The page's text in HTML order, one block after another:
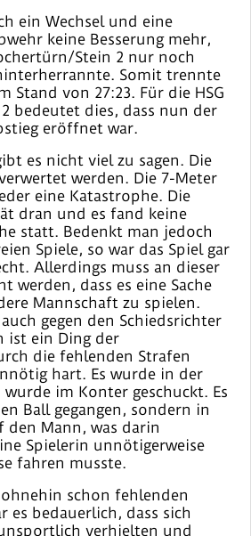
ein Wechsel und eine
keine Besserung mehr,
Stein 2 nur noch
Somit trennte
Stand von 27:23. Für die HSG
bedeutet dies, dass nun der
eröffnet war.
es nicht viel zu sagen. Die
werden. Die 7-Meter
eine Katastrophe. Die
dran und es fand keine
statt. Bedenkt man jedoch
Spiele, so war das Spiel gar
Allerdings muss an dieser
werden, dass es eine Sache
Mannschaft zu spielen.
gegen den Schiedsrichter
ist ein Ding der
die fehlenden Strafen
hart. Es wurde in der
wurde im Konter geschuckt. Es
Ball gegangen, sondern in
den Mann, was darin
Spielerin unnötigerweise
fahren musste.
schon fehlenden
es bedauerlich, dass sich
verhielten und